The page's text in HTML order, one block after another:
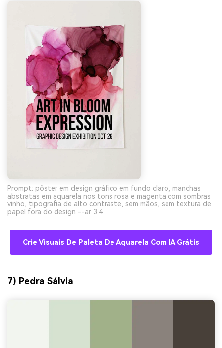
Prompt: pôster em design gráfico em fundo claro, manchas
abstratas em aquarela nos tons rosa e magenta com sombras
vinho, tipografia de alto contraste, sem mãos, sem textura de
papel fora do design --ar 3:4
Crie Visuais De Paleta De Aquarela Com IA Grátis
7) Pedra Sálvia